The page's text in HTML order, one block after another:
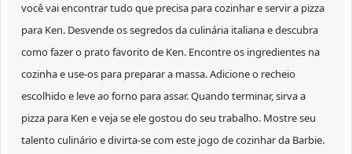
você vai encontrar tudo que precisa para cozinhar e servir a pizza
para Ken. Desvende os segredos da culinária italiana e descubra
como fazer o prato favorito de Ken. Encontre os ingredientes na
cozinha e use-os para preparar a massa. Adicione o recheio
escolhido e leve ao forno para assar. Quando terminar, sirva a
pizza para Ken e veja se ele gostou do seu trabalho. Mostre seu
talento culinário e divirta-se com este jogo de cozinhar da Barbie.